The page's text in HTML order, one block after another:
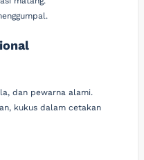
dan pewarna alami.
kukus dalam cetakan